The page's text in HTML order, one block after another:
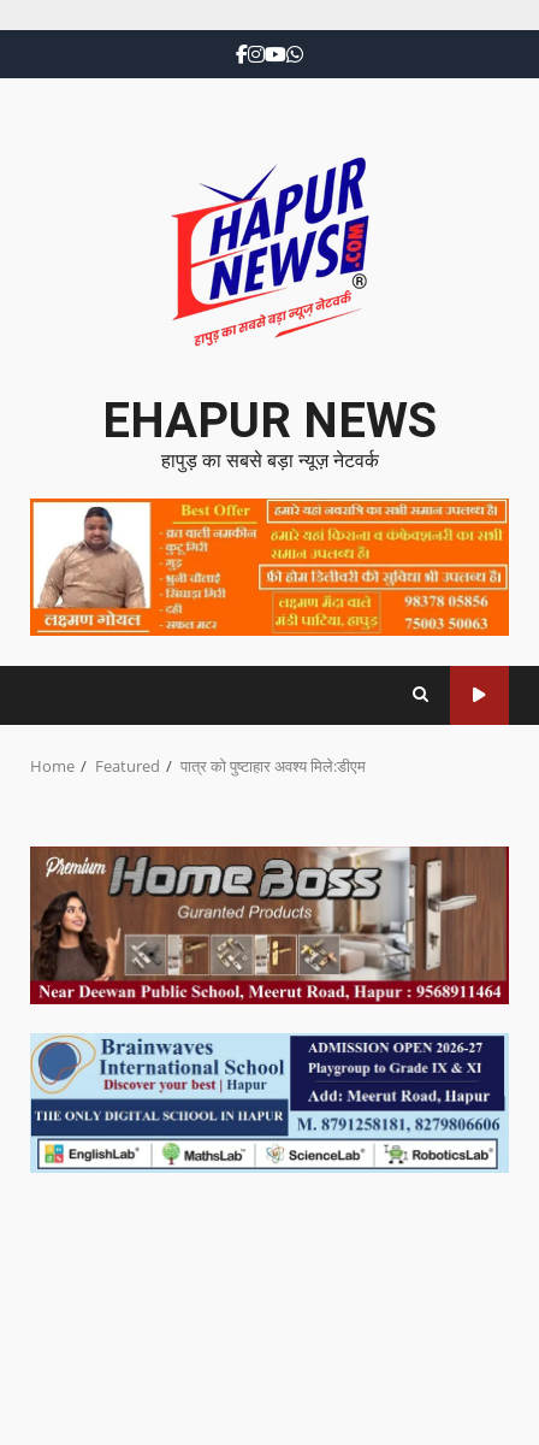
EHAPUR NEWS
हापुड़ का सबसे बड़ा न्यूज़ नेटवर्क
Home Featured पात्र को पुष्टाहार अवश्य मिले:डीएम